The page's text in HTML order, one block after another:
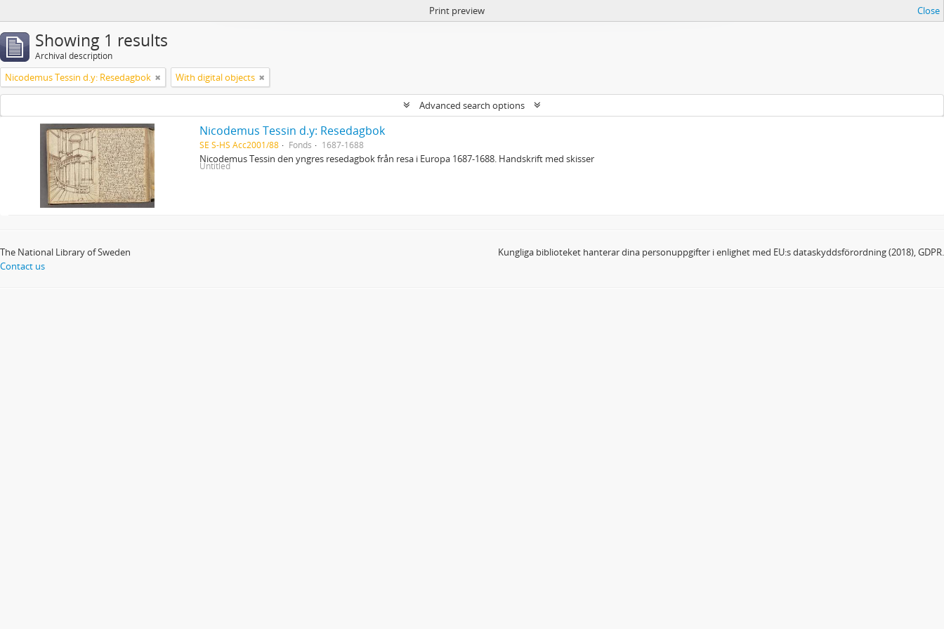
Print preview Close
Showing 1 results
Archival description
Nicodemus Tessin d.y: Resedagbok With digital objects
Advanced search options
Nicodemus Tessin d.y: Resedagbok
SE S-HS Acc2001/88 Fonds 1687-1688
Nicodemus Tessin den yngres resedagbok från resa i Europa 1687-1688. Handskrift med skisser
Untitled
The National Library of Sweden
Contact us
Kungliga biblioteket hanterar dina personuppgifter i enlighet med EU:s dataskyddsförordning (2018), GDPR.